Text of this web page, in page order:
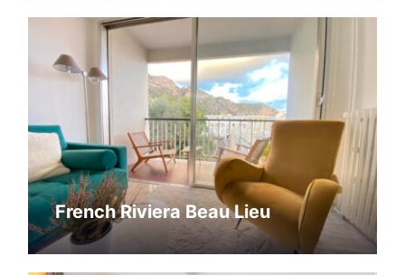
French Riviera Beau Lieu